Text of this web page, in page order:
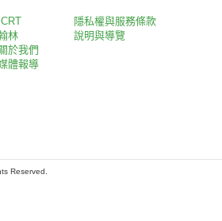
ICRT
林
關於我們
體報導
隱私權與服務條款
說明與導覽
Reserved.